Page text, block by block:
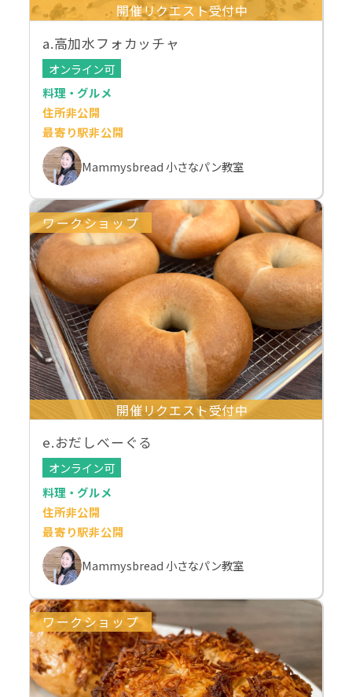
開催リクエスト受付中
a.高加水フォカッチャ
オンライン可
料理・グルメ
住所非公開
最寄り駅非公開
Mammysbread 小さなパン教室
ワークショップ
開催リクエスト受付中
e.おだしべーぐる
オンライン可
料理・グルメ
住所非公開
最寄り駅非公開
Mammysbread 小さなパン教室
ワークショップ